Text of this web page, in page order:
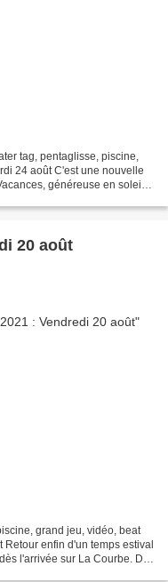
tag, pentaglisse, piscine,
24 août C'est une nouvelle
généreuse en soleil
20 août
grand jeu, vidéo, beat
enfin d'un temps estival
l'arrivée sur La Courbe. De